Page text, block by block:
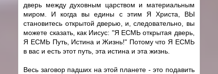
дверь между духовным царством и материальным
миром. И когда вы едины с этим Я Христа, ВЫ
становитесь открытой дверью, и, следовательно, вы
можете сказать, как Иисус: "Я ЕСМЬ открытая дверь,
Я ЕСМЬ Путь, Истина и Жизнь!" Потому что Я ЕСМЬ
в вас и есть этот путь, эта истина и эта жизнь.
Весь заговор падших на этой планете - это подавить